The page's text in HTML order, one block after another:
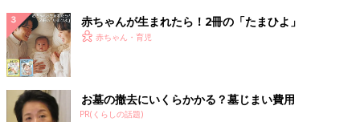
夏休みのディズニー・デビュー。熱中症に気をつけて、思いっき
り楽しんできてください！
（文・井上裕紀子）
※東京ディズニーリゾート内のアトラクションなどの施設は、メ
ンテナンスなどの理由により休止または運営時間が変更となる場
合があります。ご注意ください。
赤ちゃんが生まれたら！2冊の「たまひよ」
赤ちゃん・育児
お墓の撤去にいくらかかる？墓じまい費用
PR(くらしの話題)